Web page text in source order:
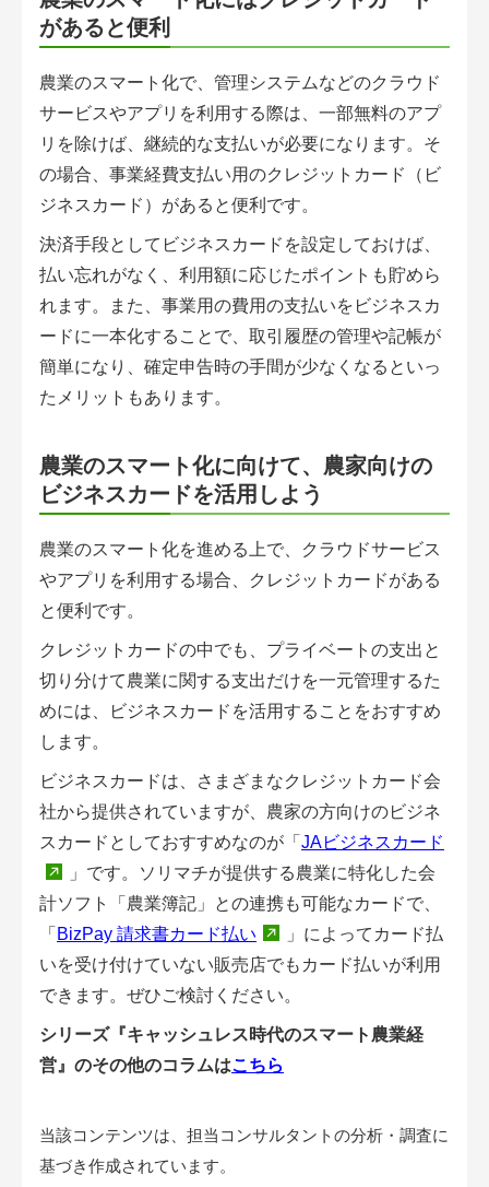
があると便利
農業のスマート化で、管理システムなどのクラウド
サービスやアプリを利用する際は、一部無料のアプ
リを除けば、継続的な支払いが必要になります。そ
の場合、事業経費支払い用のクレジットカード（ビ
ジネスカード）があると便利です。
決済手段としてビジネスカードを設定しておけば、
払い忘れがなく、利用額に応じたポイントも貯めら
れます。また、事業用の費用の支払いをビジネスカ
ードに一本化することで、取引履歴の管理や記帳が
簡単になり、確定申告時の手間が少なくなるといっ
たメリットもあります。
農業のスマート化に向けて、農家向けの
ビジネスカードを活用しよう
農業のスマート化を進める上で、クラウドサービス
やアプリを利用する場合、クレジットカードがある
と便利です。
クレジットカードの中でも、プライベートの支出と
切り分けて農業に関する支出だけを一元管理するた
めには、ビジネスカードを活用することをおすすめ
します。
ビジネスカードは、さまざまなクレジットカード会
社から提供されていますが、農家の方向けのビジネ
スカードとしておすすめなのが「 JAビジネスカード
」です。ソリマチが提供する農業に特化した会
計ソフト「農業簿記」との連携も可能なカードで、
「 BizPay 請求書カード払い
」によってカード払
いを受け付けていない販売店でもカード払いが利用
できます。ぜひご検討ください。
シリーズ『キャッシュレス時代のスマート農業経
営』のその他のコラムはこちら
当該コンテンツは、担当コンサルタントの分析・調査に
基づき作成されています。